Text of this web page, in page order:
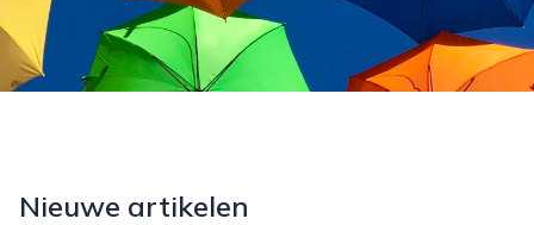
Nieuwe artikelen